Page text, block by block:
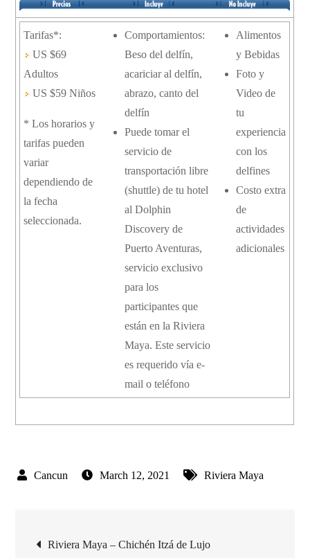
Tarifas*:
US $69
Adultos
US $59 Niños
* Los horarios y
tarifas pueden
variar
dependiendo de
la fecha
seleccionada.
Comportamientos:
Beso del delfín,
acariciar al delfín,
abrazo, canto del
delfín
Puede tomar el
servicio de
transportación libre
(shuttle) de tu hotel
al Dolphin
Discovery de
Puerto Aventuras,
servicio exclusivo
para los
participantes que
están en la Riviera
Maya. Este servicio
es requerido vía e-
mail o teléfono
Alimentos
y Bebidas
Foto y
Video de
tu
experiencia
con los
delfines
Costo extra
de
actividades
adicionales
March 12, 2021 Riviera Maya
Post
Riviera Maya – Chichén Itzá de Lujo